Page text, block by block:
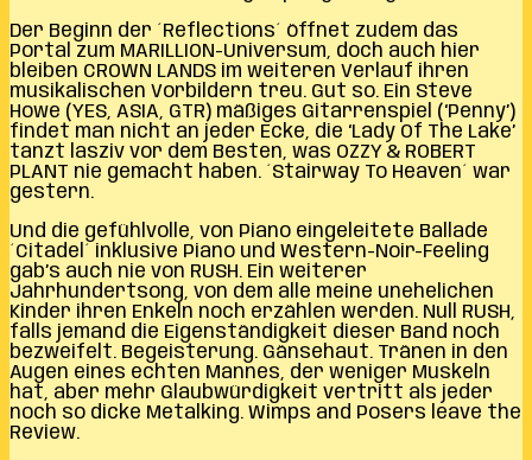
Der Beginn der ´Reflections´ öffnet zudem das
Portal zum MARILLION-Universum, doch auch hier
bleiben CROWN LANDS im weiteren Verlauf ihren
musikalischen Vorbildern treu. Gut so. Ein Steve
Howe (YES, ASIA, GTR) mäßiges Gitarrenspiel (‘Penny’)
findet man nicht an jeder Ecke, die ‘Lady Of The Lake’
tanzt lasziv vor dem Besten, was OZZY & ROBERT
PLANT nie gemacht haben. ´Stairway To Heaven´ war
gestern.
Und die gefühlvolle, von Piano eingeleitete Ballade
´Citadel´ inklusive Piano und Western-Noir-Feeling
gab’s auch nie von RUSH. Ein weiterer
Jahrhundertsong, von dem alle meine unehelichen
Kinder ihren Enkeln noch erzählen werden. Null RUSH,
falls jemand die Eigenständigkeit dieser Band noch
bezweifelt. Begeisterung. Gänsehaut. Tränen in den
Augen eines echten Mannes, der weniger Muskeln
hat, aber mehr Glaubwürdigkeit vertritt als jeder
noch so dicke Metalking. Wimps and Posers leave the
Review.